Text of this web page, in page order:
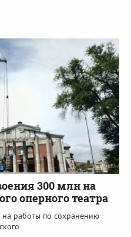
300 млн на
оперного театра
на работы по сохранению